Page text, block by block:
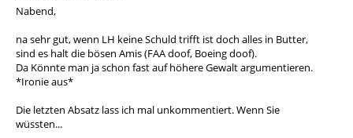
Nabend,
na sehr gut, wenn LH keine Schuld trifft ist doch alles in Butter,
sind es halt die bösen Amis (FAA doof, Boeing doof).
Da Könnte man ja schon fast auf höhere Gewalt argumentieren.
*Ironie aus*
Die letzten Absatz lass ich mal unkommentiert. Wenn Sie
wüssten...